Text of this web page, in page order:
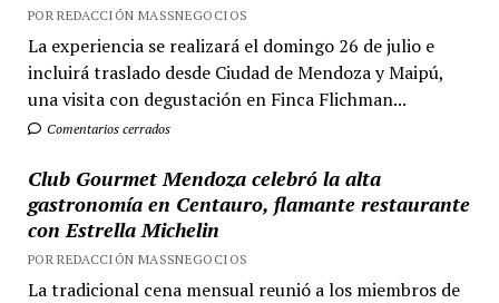
POR REDACCIÓN MASSNEGOCIOS
La experiencia se realizará el domingo 26 de julio e
incluirá traslado desde Ciudad de Mendoza y Maipú,
una visita con degustación en Finca Flichman...
Comentarios cerrados
Club Gourmet Mendoza celebró la alta
gastronomía en Centauro, flamante restaurante
con Estrella Michelin
POR REDACCIÓN MASSNEGOCIOS
La tradicional cena mensual reunió a los miembros de